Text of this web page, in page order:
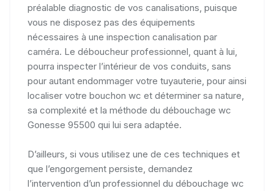
préalable diagnostic de vos canalisations, puisque
vous ne disposez pas des équipements
nécessaires à une inspection canalisation par
caméra. Le déboucheur professionnel, quant à lui,
pourra inspecter l’intérieur de vos conduits, sans
pour autant endommager votre tuyauterie, pour ainsi
localiser votre bouchon wc et déterminer sa nature,
sa complexité et la méthode du débouchage wc
Gonesse 95500 qui lui sera adaptée.
D’ailleurs, si vous utilisez une de ces techniques et
que l’engorgement persiste, demandez
l’intervention d’un professionnel du débouchage wc